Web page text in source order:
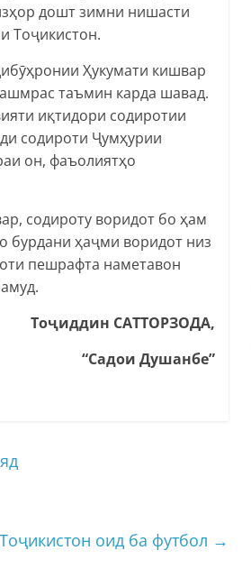
дошт зимни нишасти
Тоҷикистон.
Ҳукумати кишвар
таъмин карда шавад.
иқтидори содиротии
содироти Ҷумҳурии
он, фаъолиятҳо
содироту воридот бо ҳам
бурдани ҳаҷми воридот низ
пешрафта наметавон
Тоҷиддин САТТОРЗОДА,
“Садои Душанбе”
оид ба футбол →